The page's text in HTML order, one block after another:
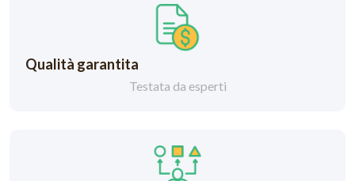
Qualità garantita
Testata da esperti